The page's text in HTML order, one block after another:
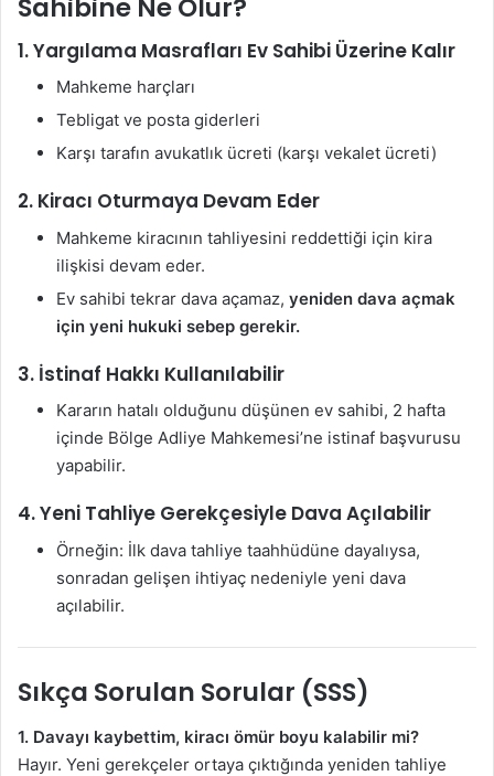
Sahibine Ne Olur?
1.Yargılama Masrafları Ev Sahibi Üzerine Kalır
Mahkeme harçları
Tebligat ve posta giderleri
Karşı tarafın avukatlık ücreti (karşı vekalet ücreti)
2. Kiracı Oturmaya Devam Eder
Mahkeme kiracının tahliyesini reddettiği için kira
ilişkisi devam eder.
Ev sahibi tekrar dava açamaz, yeniden dava açmak
için yeni hukuki sebep gerekir.
3. İstinaf Hakkı Kullanılabilir
Kararın hatalı olduğunu düşünen ev sahibi, 2 hafta
içinde Bölge Adliye Mahkemesi’ne istinaf başvurusu
yapabilir.
4.Yeni Tahliye Gerekçesiyle Dava Açılabilir
Örneğin: İlk dava tahliye taahhüdüne dayalıysa,
sonradan gelişen ihtiyaç nedeniyle yeni dava
açılabilir.
Sıkça Sorulan Sorular (SSS)
1. Davayı kaybettim, kiracı ömür boyu kalabilir mi?
Hayır. Yeni gerekçeler ortaya çıktığında yeniden tahliye